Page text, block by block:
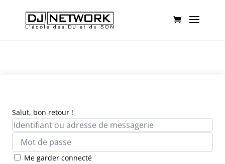
Salut, bon retour !
Me garder connecté